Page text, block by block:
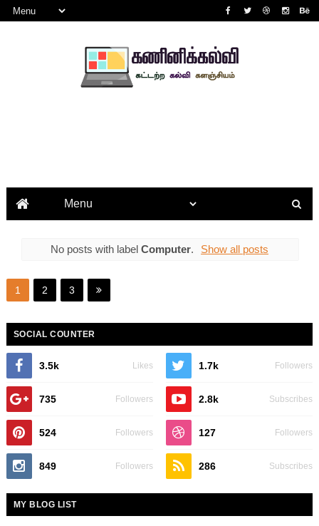
No posts with label Computer. Show all posts
1 2 3
SOCIAL COUNTER
3.5k Likes 1.7k Followers
735 Followers 2.8k Subscribes
524 Followers 127 Followers
849 Followers 286 Subscribes
MY BLOG LIST